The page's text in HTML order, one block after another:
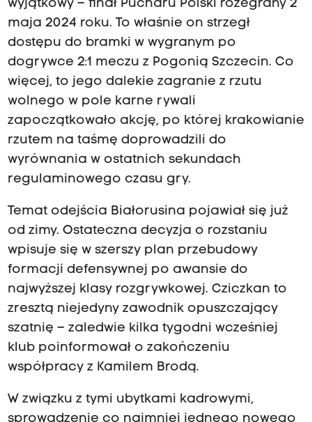
wyjątkowy – finał Pucharu Polski rozegrany 2
maja 2024 roku. To właśnie on strzegł
dostępu do bramki w wygranym po
dogrywce 2:1 meczu z Pogonią Szczecin. Co
więcej, to jego dalekie zagranie z rzutu
wolnego w pole karne rywali
zapoczątkowało akcję, po której krakowianie
rzutem na taśmę doprowadzili do
wyrównania w ostatnich sekundach
regulaminowego czasu gry.
Temat odejścia Białorusina pojawiał się już
od zimy. Ostateczna decyzja o rozstaniu
wpisuje się w szerszy plan przebudowy
formacji defensywnej po awansie do
najwyższej klasy rozgrywkowej. Cziczkan to
zresztą niejedyny zawodnik opuszczający
szatnię – zaledwie kilka tygodni wcześniej
klub poinformował o zakończeniu
współpracy z Kamilem Brodą.
W związku z tymi ubytkami kadrowymi,
sprowadzenie co najmniej jednego nowego